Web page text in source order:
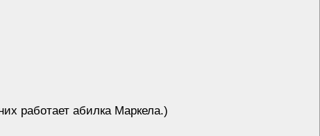
работает абилка Маркела.)